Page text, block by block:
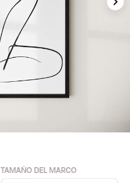
TAMAÑO DEL MARCO